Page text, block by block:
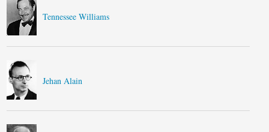
Tennessee Williams
Jehan Alain